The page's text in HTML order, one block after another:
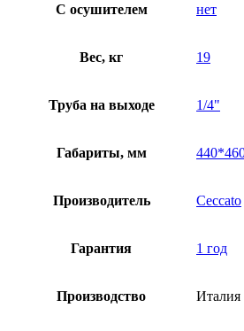
C осушителем нет
Вес, кг 19
Труба на выходе 1/4"
Габариты, мм
Производитель Ceccato
Гарантия 1 год
Производство Италия